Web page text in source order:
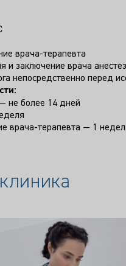
врача-терапевта
и заключение врача
непосредственно перед
не более 14 дней
врача-терапевта — 1